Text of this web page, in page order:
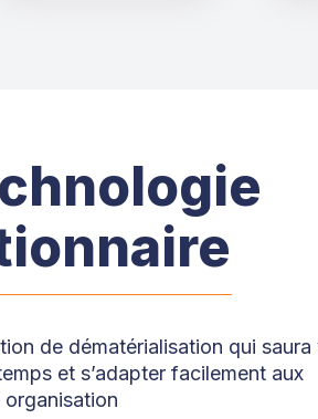
de dématérialisation qui saura
et s’adapter facilement aux